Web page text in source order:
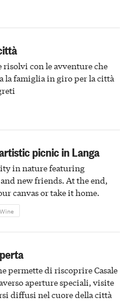
risolvi con le avventure che
la famiglia in giro per la città
picnic in Langa
in nature featuring
new friends. At the end,
canvas or take it home.
permette di riscoprire Casale
aperture speciali, visite
diffusi nel cuore della città